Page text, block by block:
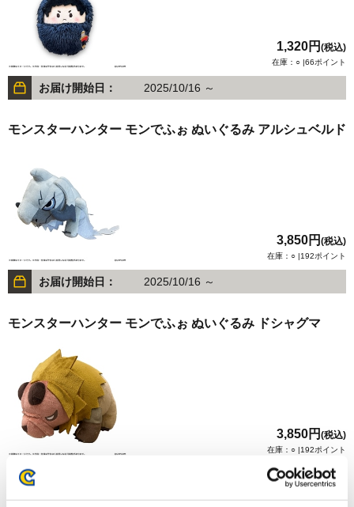
1,320円 (税込)
在庫：○ |66ポイント
お届け開始日： 2025/10/16 ～
モンスターハンター モンでふぉ ぬいぐるみ アルシュベルド
3,850円 (税込)
在庫：○ |192ポイント
お届け開始日： 2025/10/16 ～
モンスターハンター モンでふぉ ぬいぐるみ ドシャグマ
3,850円 (税込)
在庫：○ |192ポイント